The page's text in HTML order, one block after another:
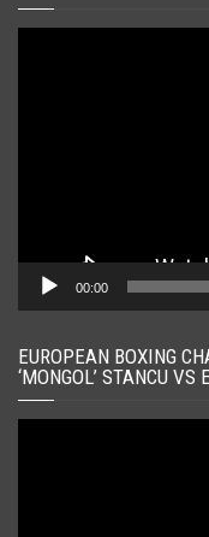
00:00
EUROPEAN BOXING
‘MONGOL’ STANCU